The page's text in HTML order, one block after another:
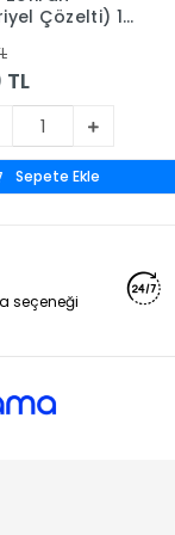
Çözelti) 1
TL
Sepete Ekle
seçeneği